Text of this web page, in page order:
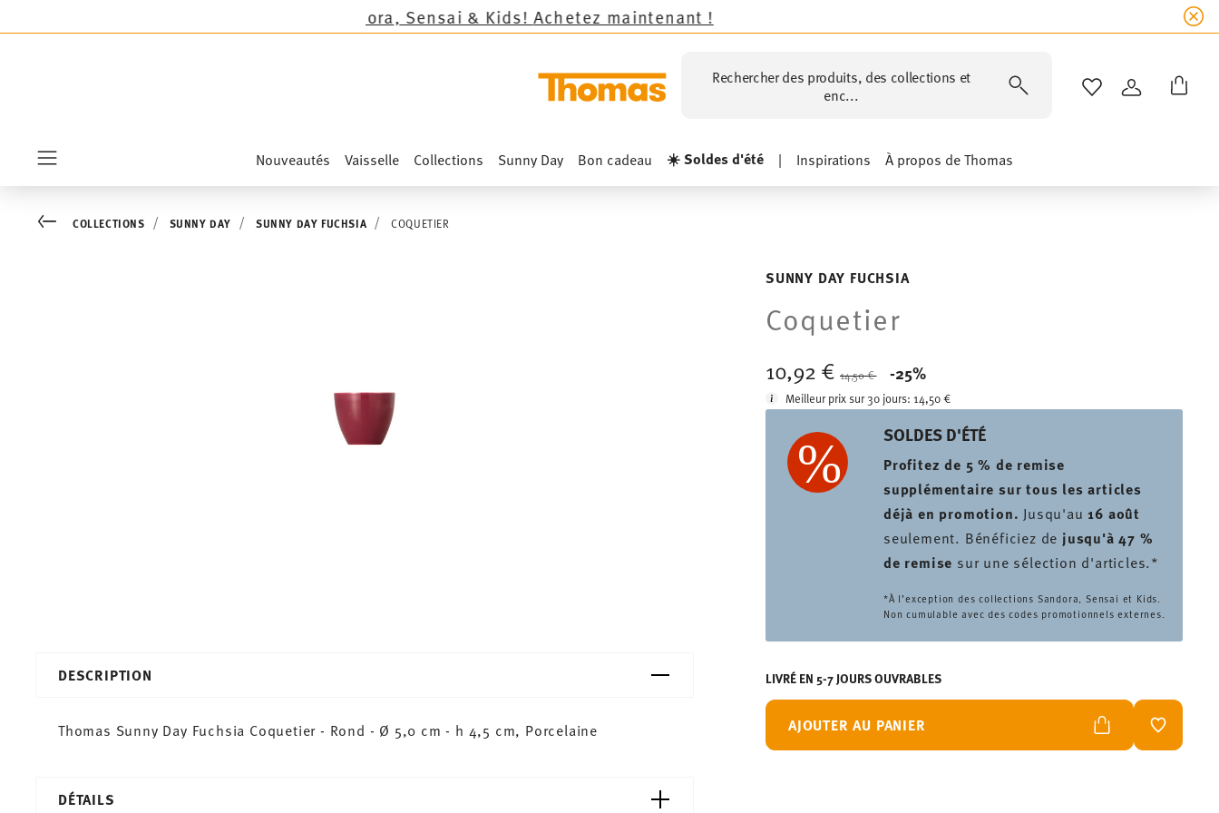
sauf les nouveautés Sandora, Sensai & Kids!Achetez maintenant !
Rechercher des produits, des collections et
enc...
LISTE DECONNEXION
Nouveautés Vaisselle Collections Sunny Day Bon cadeau ☀️ Soldes d'été | Inspirations À propos de Thomas
SUNNY DAY FUCHSIA
Coquetier
10,92 €14,50 €
-25%
Meilleur prix sur 30 jours:14,50 €
SOLDES D'ÉTÉ
Profitez de 5 % de remise
supplémentaire sur tous les articles
déjà en promotion. Jusqu'au16 août
seulement. Bénéficiez de jusqu'à 47 %
de remise sur une sélection d'articles.*
*À l’exception des collections Sandora, Sensai et Kids.
Non cumulable avec des codes promotionnels externes.
LIVRÉ EN 5-7 JOURS OUVRABLES
AJOUTER AU PANIER LISTE DE
Go backCOLLECTIONS SUNNY DAY SUNNY DAY FUCHSIA COQUETIER
DESCRIPTION
Thomas Sunny Day Fuchsia Coquetier - Rond - Ø 5,0 cm - h 4,5 cm, Porcelaine
DÉTAILS